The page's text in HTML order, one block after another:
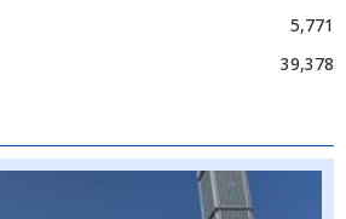
5,771
39,378